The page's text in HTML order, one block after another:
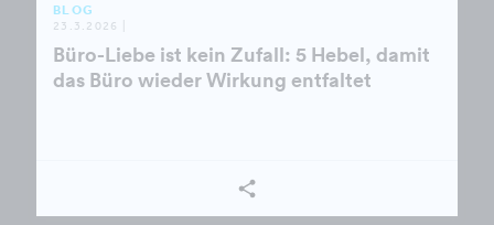
BLOG
23.3.2026 |
Büro-Liebe ist kein Zufall: 5 Hebel, damit
das Büro wieder Wirkung entfaltet